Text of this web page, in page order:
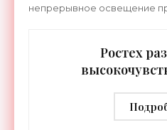
непрерывное освещение
Ростех
дальностью
-